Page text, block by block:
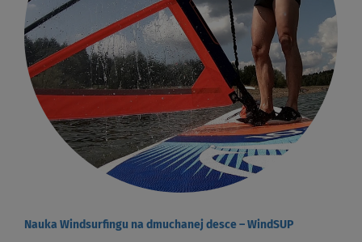
Nauka Windsurfingu na dmuchanej desce – WindSUP